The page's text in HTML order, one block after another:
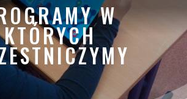
W
KTÓRYCH